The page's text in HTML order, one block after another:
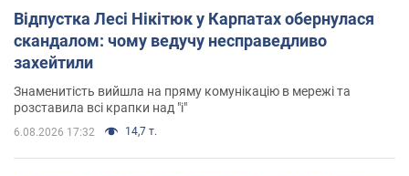
Відпустка Лесі Нікітюк у Карпатах обернулася
скандалом: чому ведучу несправедливо
захейтили
Знаменитість вийшла на пряму комунікацію в мережі та
розставила всі крапки над "і"
6.08.2026 17:32 14,7 т.